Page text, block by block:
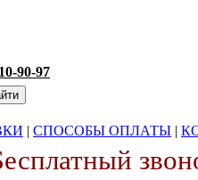
90-97
| СПОСОБЫ ОПЛАТЫ |